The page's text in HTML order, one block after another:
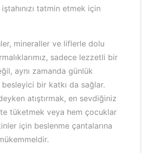
tatmin etmek için
mineraller ve liflerle dolu
sadece lezzetli bir
aynı zamanda günlük
bir katkı da sağlar.
atıştırmak, en sevdiğiniz
tüketmek veya hem çocuklar
için beslenme çantalarına